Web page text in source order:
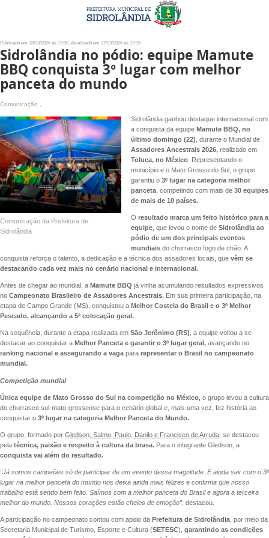
Publicado em 28/03/2026 às 17:00, Atualizado em 27/03/2026 às 17:35
Sidrolândia no pódio: equipe Mamute
BBQ conquista 3º lugar com melhor
panceta do mundo
Comunicação ,
Comunicação da Prefeitura de
Sidrolândia
Sidrolândia ganhou destaque internacional com
a conquista da equipeMamute BBQ, no
último domingo (22) , durante o Mundial de
Assadores Ancestrais 2026,realizado em
Toluca, no México. Representando o
município e o Mato Grosso do Sul, o grupo
garantiu o 3º lugar na categoria melhor
panceta, competindo com mais de 30 equipes
de mais de 10 países.
O resultado marca um feito histórico para a
equipe, que levou o nome de Sidrolândia ao
pódio de um dos principais eventos
mundiaisdo churrasco fogo de chão. A
conquista reforça o talento, a dedicação e a técnica dos assadores locais, que vêm se
destacando cada vez mais no cenário nacional e internacional.
Antes de chegar ao mundial, a Mamute BBQ já vinha acumulando resultados expressivos
no Campeonato Brasileiro de Assadores Ancestrais. Em sua primeira participação, na
etapa de Campo Grande (MS), conquistou a Melhor Costela do Brasil e o 3º Melhor
Pescado, alcançando a 5ª colocação geral.
Na sequência, durante a etapa realizada em São Jerônimo (RS) , a equipe voltou a se
destacar ao conquistar a Melhor Panceta e garantir o 3º lugar geral, avançando no
ranking nacional e assegurando a vaga para representar o Brasil no campeonato
mundial.
Competição mundial
Única equipe de Mato Grosso do Sul na competição no México, o grupo levou a cultura
do churrasco sul-mato-grossense para o cenário global e, mais uma vez, fez história ao
conquistar o 3º lugar na categoria Melhor Panceta do Mundo.
O grupo, formado por Gledson, Salmo, Paulo, Danilo e Francisco de Arruda , se destacou
pela técnica, paixão e respeito à cultura da brasa. Para o integrante Gledson, a
conquista vai além do resultado.
“Já somos campeões só de participar de um evento dessa magnitude. E ainda sair com o 3º
lugar na melhor panceta do mundo nos deixa ainda mais felizes e confirma que nosso
trabalho está sendo bem feito. Saímos com a melhor panceta do Brasil e agora a terceira
melhor do mundo. Nossos corações estão cheios de emoção” , destacou.
A participação no campeonato contou com apoio da Prefeitura de Sidrolândia , por meio da
Secretaria Municipal de Turismo, Esporte e Cultura (SETESC), garantindo as condições